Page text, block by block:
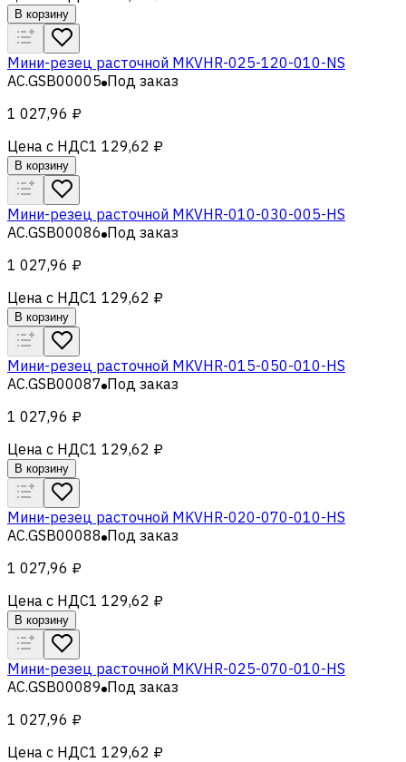
В корзину
Мини-резец расточной MKVHR-025-120-010-NS
AC.GSB00005 Под заказ
1 027,96 ₽
Цена с НДС1 129,62 ₽
В корзину
Мини-резец расточной MKVHR-010-030-005-HS
AC.GSB00086 Под заказ
1 027,96 ₽
Цена с НДС1 129,62 ₽
В корзину
Мини-резец расточной MKVHR-015-050-010-HS
AC.GSB00087 Под заказ
1 027,96 ₽
Цена с НДС1 129,62 ₽
В корзину
Мини-резец расточной MKVHR-020-070-010-HS
AC.GSB00088 Под заказ
1 027,96 ₽
Цена с НДС1 129,62 ₽
В корзину
Мини-резец расточной MKVHR-025-070-010-HS
AC.GSB00089 Под заказ
1 027,96 ₽
Цена с НДС1 129,62 ₽